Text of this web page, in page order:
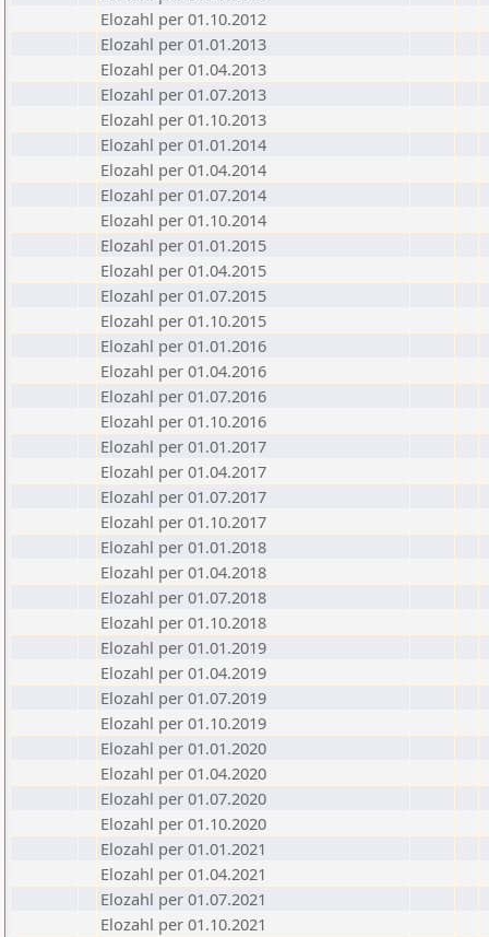
Elozahl per 01.10.2012
Elozahl per 01.01.2013
Elozahl per 01.04.2013
Elozahl per 01.07.2013
Elozahl per 01.10.2013
Elozahl per 01.01.2014
Elozahl per 01.04.2014
Elozahl per 01.07.2014
Elozahl per 01.10.2014
Elozahl per 01.01.2015
Elozahl per 01.04.2015
Elozahl per 01.07.2015
Elozahl per 01.10.2015
Elozahl per 01.01.2016
Elozahl per 01.04.2016
Elozahl per 01.07.2016
Elozahl per 01.10.2016
Elozahl per 01.01.2017
Elozahl per 01.04.2017
Elozahl per 01.07.2017
Elozahl per 01.10.2017
Elozahl per 01.01.2018
Elozahl per 01.04.2018
Elozahl per 01.07.2018
Elozahl per 01.10.2018
Elozahl per 01.01.2019
Elozahl per 01.04.2019
Elozahl per 01.07.2019
Elozahl per 01.10.2019
Elozahl per 01.01.2020
Elozahl per 01.04.2020
Elozahl per 01.07.2020
Elozahl per 01.10.2020
Elozahl per 01.01.2021
Elozahl per 01.04.2021
Elozahl per 01.07.2021
Elozahl per 01.10.2021